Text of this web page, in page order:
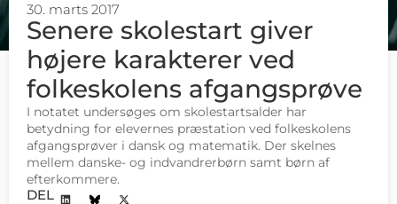
30. marts 2017
Senere skolestart giver
højere karakterer ved
folkeskolens afgangsprøve
I notatet undersøges om skolestartsalder har
betydning for elevernes præstation ved folkeskolens
afgangsprøver i dansk og matematik. Der skelnes
mellem danske- og indvandrerbørn samt børn af
efterkommere.
DEL